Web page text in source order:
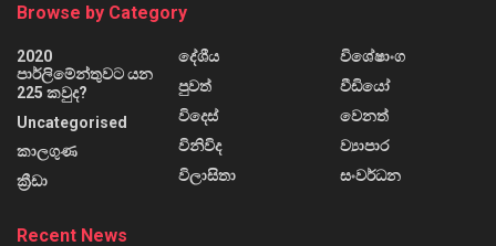
Browse by Category
2020
පාර්ලිමේන්තුවට යන
225 කවුද?
Uncategorised
කාලගුණ
ක්‍රීඩා
දේශීය
පුවත්
විදෙස්
විනිවිද
විලාසිතා
විශේෂාංග
වීඩියෝ
වෙනත්
ව්‍යාපාර
සංවර්ධන
Recent News